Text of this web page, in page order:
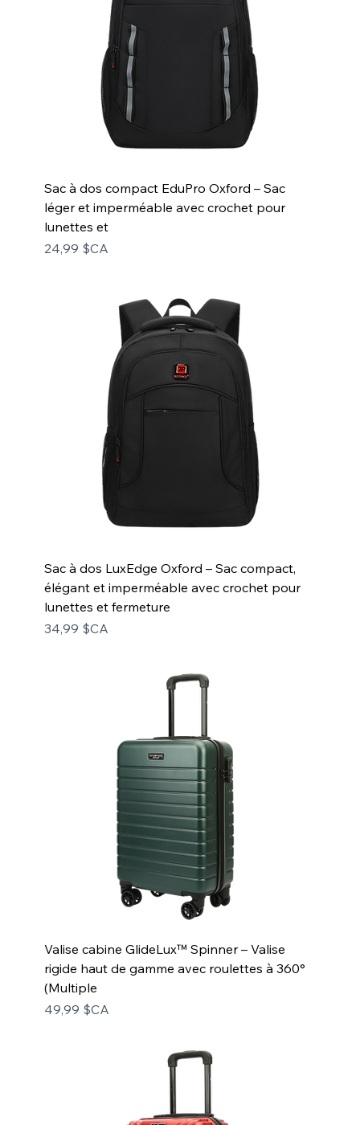
Sac à dos compact EduPro Oxford – Sac
léger et imperméable avec crochet pour
lunettes et
Prix
24,99 $CA
Sac à dos LuxEdge Oxford – Sac compact,
élégant et imperméable avec crochet pour
lunettes et fermeture
Prix
34,99 $CA
Valise cabine GlideLux™ Spinner – Valise
rigide haut de gamme avec roulettes à 360°
(Multiple
Prix
49,99 $CA